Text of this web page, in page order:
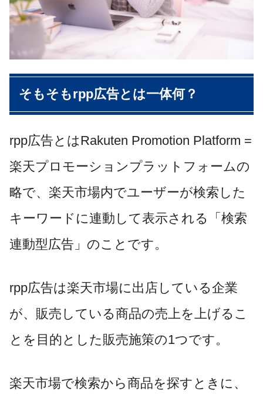
そもそもrpp広告とは一体何？
rpp広告とはRakuten Promotion Platform =
楽天プロモーションプラットフォームの
略で、楽天市場内でユーザーが検索した
キーワードに連動して表示される「検索
連動型広告」のことです。
rpp広告は楽天市場に出店している企業
が、販売している商品の売上を上げるこ
とを目的とした販売施策の1つです。
楽天市場で検索から商品を探すときに、